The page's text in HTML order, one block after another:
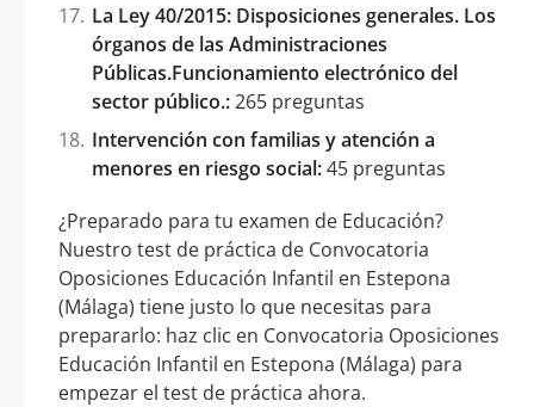
La Ley 40/2015: Disposiciones generales. Los
órganos de las Administraciones
Públicas.Funcionamiento electrónico del
sector público.:265 preguntas
Intervención con familias y atención a
menores en riesgo social:45 preguntas
¿Preparado para tu examen de Educación?
Nuestro test de práctica de Convocatoria
Oposiciones Educación Infantil en Estepona
(Málaga) tiene justo lo que necesitas para
prepararlo: haz clic en Convocatoria Oposiciones
Educación Infantil en Estepona (Málaga) para
empezar el test de práctica ahora.